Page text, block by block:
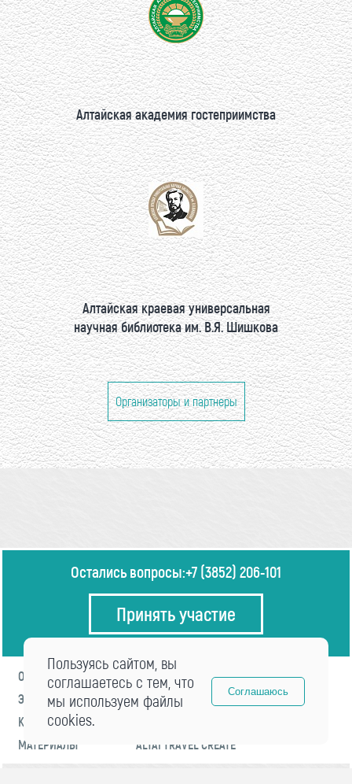
Алтайская академия гостеприимства
Алтайская краевая универсальная
научная библиотека им. В.Я. Шишкова
Организаторы и партнеры
Остались вопросы:+7 (3852) 206-101
Принять участие
О ФОРУМЕ
ПРОГРАММА
ЭКСПЕРТЫ
НОВОСТИ
КОНТАКТЫ
МАТЕРИАЛЫ
ALTAI TRAVEL CREATE
Пользуясь сайтом, вы
соглашаетесь с тем, что
мы используем файлы
cookies.
Соглашаюсь